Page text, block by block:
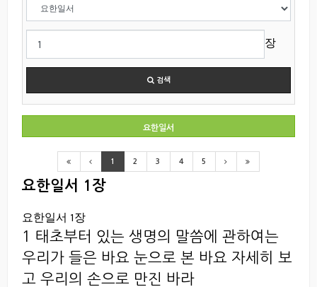
장
검색
요한일서
1 2 3 4 5
요한일서 1장
요한일서 1장
1 태초부터 있는 생명의 말씀에 관하여는
우리가 들은 바요 눈으로 본 바요 자세히 보
고 우리의 손으로 만진 바라